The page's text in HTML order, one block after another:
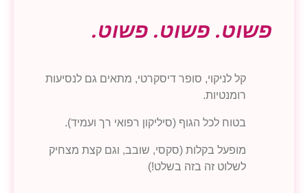
פשוט. פשוט. פשוט.
קל לניקוי, סופר דיסקרטי, מתאים גם לנסיעות
רומנטיות.
בטוח לכל הגוף (סיליקון רפואי רך ועמיד).
מופעל בקלות (סקסי, שובב, וגם קצת מצחיק
לשלוט זה בזה בשלט!)